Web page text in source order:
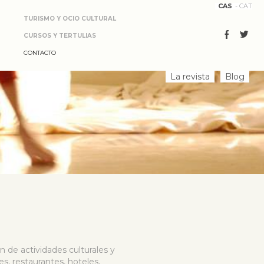
TURISMO Y OCIO CULTURAL
CURSOS Y TERTULIAS
CONTACTO
Blog
La revista
CAS CAT
de actividades culturales y
restaurantes, hoteles,